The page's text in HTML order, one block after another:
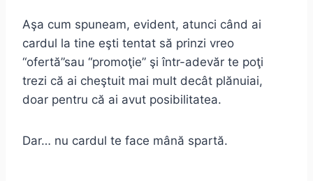
Aşa cum spuneam, evident, atunci când ai
cardul la tine eşti tentat să prinzi vreo
“ofertă”sau “promoţie” şi într-adevăr te poţi
trezi că ai cheştuit mai mult decât plănuiai,
doar pentru că ai avut posibilitatea.
Dar… nu cardul te face mână spartă.